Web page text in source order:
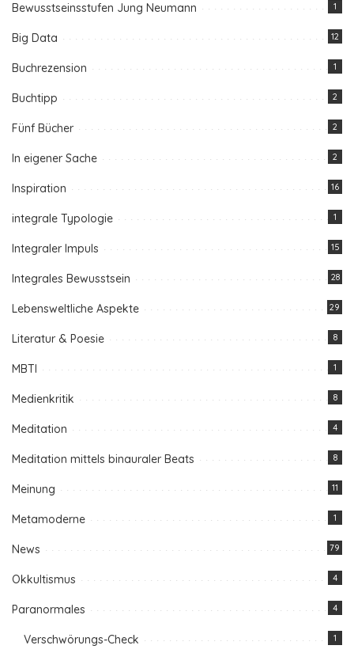
Bewusstseinsstufen Jung Neumann 1
Big Data 12
Buchrezension 1
Buchtipp 2
Fünf Bücher 2
In eigener Sache 2
Inspiration 16
integrale Typologie 1
Integraler Impuls 15
Integrales Bewusstsein 28
Lebensweltliche Aspekte 29
Literatur & Poesie 8
MBTI 1
Medienkritik 8
Meditation 4
Meditation mittels binauraler Beats 8
Meinung 11
Metamoderne 1
News 79
Okkultismus 4
Paranormales 4
Verschwörungs-Check 1